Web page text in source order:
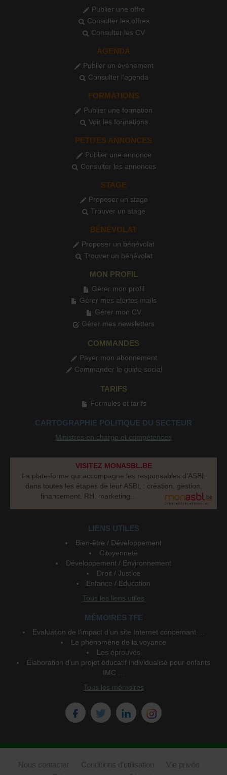
Publier une offre
Consulter les offres
Consulter les CV
AGENDA
Publier un événement
Consulter l'agenda
FORMATIONS
Publier une formation
Voir les formations
PETITES ANNONCES
Publier une annonce
Consulter les annonces
STAGE
Proposer un stage
Trouver un stage
BÉNÉVOLAT
Proposer un bénévolat
Trouver un bénévolat
MON PROFIL
Gérer mon profil
Gérer mes alertes mails
Gérer mon CV
Gérer mes newsletters
COMMANDES
Payer mon abonnement
Commander le guide social
TARIFS
Formules et tarifs
CARTOGRAPHIE POLITIQUE DU SECTEUR
Ministres en charge et compétences
VISITEZ MONASBL.BE
La plate-forme qui accompagne les responsables d’ASBL
dans toutes les étapes de leur ASBL : création, gestion,
financement, RH, marketing...
LIENS UTILES
Bien-être / Développement
Citoyenneté
Développement / Environnement
Droit / Justice
Enfance / Education
Tous les liens utiles
MÉMOIRES TFE
Evaluation de l’impact d’un site Internet concernant ...
Le phénomène de la voyance
Les éprouvés
Elaboration d'un projet éducatif individualisé pour enfants
IMC ...
Tous les mémoires
Nous contacter Conditions d'utilisation
Vie privée